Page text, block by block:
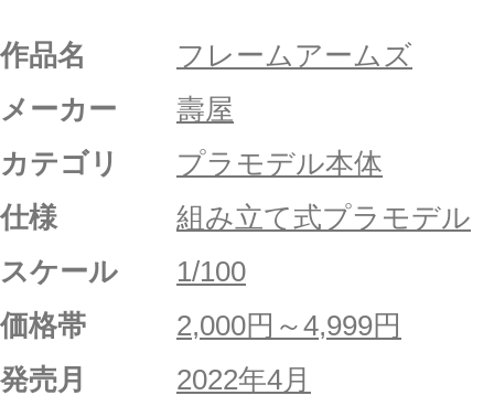
作品名
フレームアームズ
メーカー
壽屋
カテゴリ
プラモデル本体
仕様
組み立て式プラモデル
スケール
1/100
価格帯
2,000円～4,999円
発売月
2022年4月